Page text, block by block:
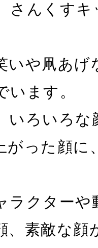
さんくす
いや凧あげ
います。
いろいろな
がった顔に
ラクターや
、素敵な顔